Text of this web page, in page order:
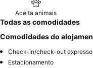
para mitigar potenciais
Aceita animais
Todas as comodidades
Comodidades do
Check-in/check-out expresso
Estacionamento